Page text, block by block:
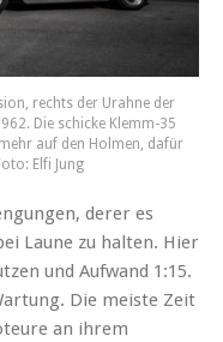
rechts der Urahne der
Die schicke Klemm-35
auf den Holmen, dafür
Elfi Jung
derer es
Laune zu halten. Hier
und Aufwand 1:15.
Die meiste Zeit
an ihrem